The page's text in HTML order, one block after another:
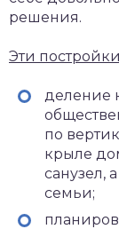
решения.
Эти
деление
по
крыле
санузел,
семьи;